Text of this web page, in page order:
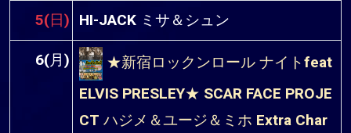
5(日) HI-JACK ミサ＆シュン
6(月)
★新宿ロックンロール ナイトfeat
ELVIS PRESLEY★ SCAR FACE PROJE
CT ハジメ＆ユージ＆ミホ Extra Char